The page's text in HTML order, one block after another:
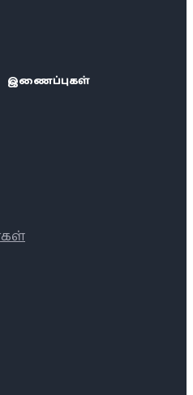
இணைப்புகள்